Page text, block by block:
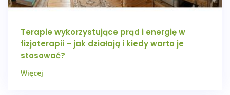
Terapie wykorzystujące prąd i energię w
fizjoterapii – jak działają i kiedy warto je
stosować?
Więcej